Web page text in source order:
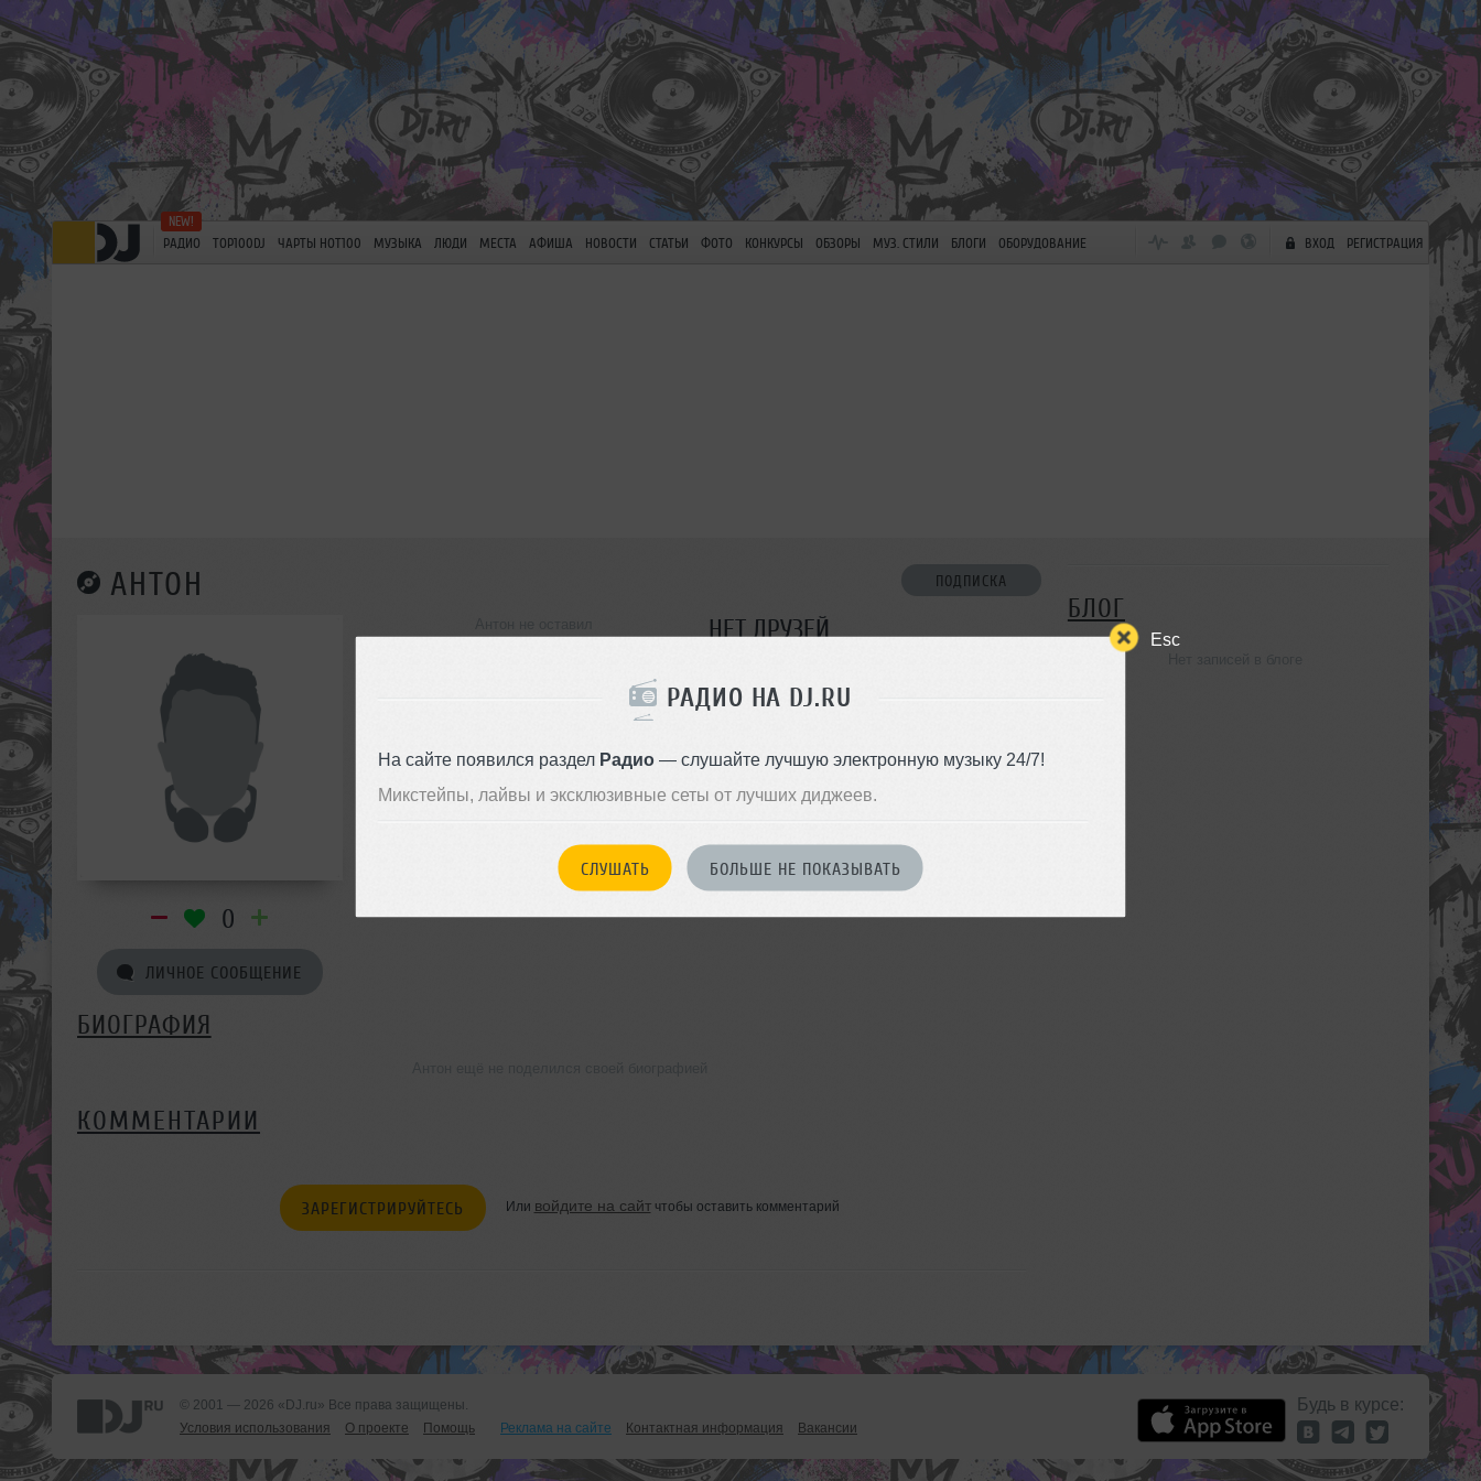
Esc
РАДИО НА DJ.RU
На сайте появился раздел Радио— слушайте лучшую электронную музыку 24/7!
Микстейпы, лайвы и эксклюзивные сеты от лучших диджеев.
СЛУШАТЬ БОЛЬШЕ НЕ ПОКАЗЫВАТЬ
РАДИО TOP100DJ ЧАРТЫ HOT100 МУЗЫКА ЛЮДИ МЕСТА АФИША НОВОСТИ СТАТЬИ ФОТО КОНКУРСЫ ОБЗОРЫ МУЗ. СТИЛИ БЛОГИ ОБОРУДОВАНИЕ ВХОД РЕГИСТРАЦИЯ
АНТОН ПОДПИСКА
0
ЛИЧНОЕ СООБЩЕНИЕ
НЕТ ДРУЗЕЙ
БИОГРАФИЯ
КОММЕНТАРИИ
ЗАРЕГИСТРИРУЙТЕСЬ Или войдите на сайтчтобы оставить комментарий
БЛОГ
© 2001 — 2026 «DJ.ru» Все права защищены.
Условия использования
О проекте Помощь Реклама на сайте Контактная информация Вакансии
Будь в курсе: